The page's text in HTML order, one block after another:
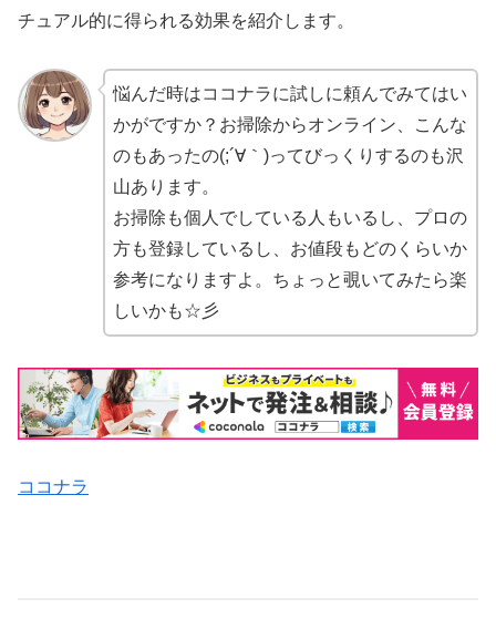
チュアル的に得られる効果を紹介します。
悩んだ時はココナラに試しに頼んでみてはい
かがですか？お掃除からオンライン、こんな
のもあったの(;´∀｀)ってびっくりするのも沢
山あります。
お掃除も個人でしている人もいるし、プロの
方も登録しているし、お値段もどのくらいか
参考になりますよ。ちょっと覗いてみたら楽
しいかも☆彡
ココナラ